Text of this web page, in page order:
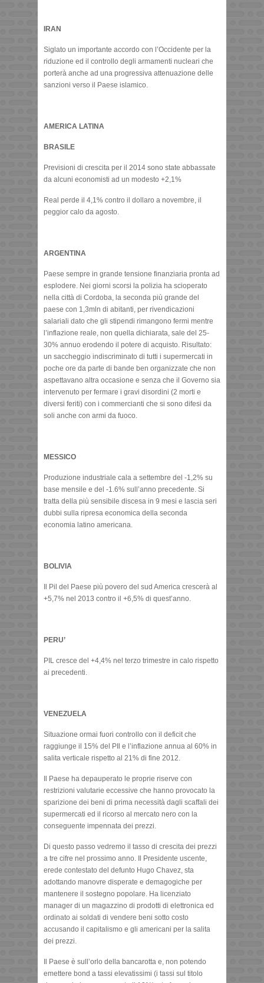
IRAN
Siglato un importante accordo con l’Occidente per la
riduzione ed il controllo degli armamenti nucleari che
porterà anche ad una progressiva attenuazione delle
sanzioni verso il Paese islamico.
AMERICA LATINA
BRASILE
Previsioni di crescita per il 2014 sono state abbassate
da alcuni economisti ad un modesto +2,1%
Real perde il 4,1% contro il dollaro a novembre, il
peggior calo da agosto.
ARGENTINA
Paese sempre in grande tensione finanziaria pronta ad
esplodere. Nei giorni scorsi la polizia ha scioperato
nella città di Cordoba, la seconda più grande del
paese con 1,3mln di abitanti, per rivendicazioni
salariali dato che gli stipendi rimangono fermi mentre
l’inflazione reale, non quella dichiarata, sale del 25-
30% annuo erodendo il potere di acquisto. Risultato:
un saccheggio indiscriminato di tutti i supermercati in
poche ore da parte di bande ben organizzate che non
aspettavano altra occasione e senza che il Governo sia
intervenuto per fermare i gravi disordini (2 morti e
diversi feriti) con i commercianti che si sono difesi da
soli anche con armi da fuoco.
MESSICO
Produzione industriale cala a settembre del -1,2% su
base mensile e del -1.6% sull’anno precedente. Si
tratta della più sensibile discesa in 9 mesi e lascia seri
dubbi sulla ripresa economica della seconda
economia latino americana.
BOLIVIA
Il Pil del Paese più povero del sud America crescerà al
+5,7% nel 2013 contro il +6,5% di quest’anno.
PERU’
PIL cresce del +4,4% nel terzo trimestre in calo rispetto
ai precedenti.
VENEZUELA
Situazione ormai fuori controllo con il deficit che
raggiunge il 15% del PIl e l’inflazione annua al 60% in
salita verticale rispetto al 21% di fine 2012.
Il Paese ha depauperato le proprie riserve con
restrizioni valutarie eccessive che hanno provocato la
sparizione dei beni di prima necessità dagli scaffali dei
supermercati ed il ricorso al mercato nero con la
conseguente impennata dei prezzi.
Di questo passo vedremo il tasso di crescita dei prezzi
a tre cifre nel prossimo anno. Il Presidente uscente,
erede contestato del defunto Hugo Chavez, sta
adottando manovre disperate e demagogiche per
mantenere il sostegno popolare. Ha licenziato
manager di un magazzino di prodotti di elettronica ed
ordinato ai soldati di vendere beni sotto costo
accusando il capitalismo e gli americani per la salita
dei prezzi.
Il Paese è sull’orlo della bancarotta e, non potendo
emettere bond a tassi elevatissimi (i tassi sul titolo